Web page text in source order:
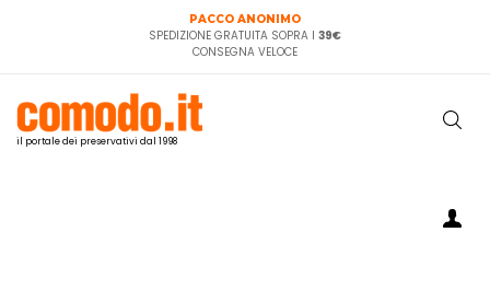
PACCO ANONIMO
SPEDIZIONE GRATUITA SOPRA I 39€
CONSEGNA VELOCE
il portale dei preservativi dal 1998